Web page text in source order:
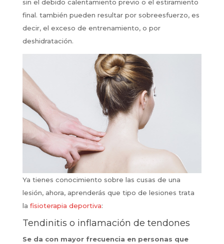
sin el debido calentamiento previo o el estiramiento
final. también pueden resultar por sobreesfuerzo, es
decir, el exceso de entrenamiento, o por
deshidratación.
Ya tienes conocimiento sobre las cusas de una
lesión, ahora, aprenderás que tipo de lesiones trata
la fisioterapia deportiva:
Tendinitis o inflamación de tendones
Se da con mayor frecuencia en personas que